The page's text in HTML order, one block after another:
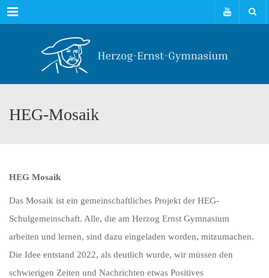
Menu
HEG-Mosaik
HEG Mosaik
Das Mosaik ist ein gemeinschaftliches Projekt der HEG-
Schulgemeinschaft. Alle, die am Herzog Ernst Gymnasium
arbeiten und lernen, sind dazu eingeladen worden, mitzumachen.
Die Idee entstand 2022, als deutlich wurde, wir müssen den
schwierigen Zeiten und Nachrichten etwas Positives